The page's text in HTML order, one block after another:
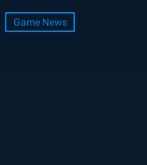
Game News